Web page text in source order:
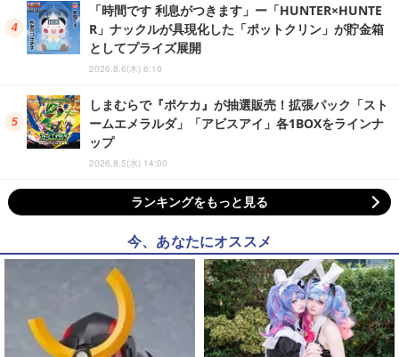
「時間です 利息がつきます」ー「HUNTER×HUNTE
R」ナックルが具現化した「ポットクリン」が貯金箱
としてプライズ展開
2026.8.6(木) 6:10
しまむらで『ポケカ』が抽選販売！拡張パック「スト
ームエメラルダ」「アビスアイ」各1BOXをラインナ
ップ
2026.8.5(水) 14:00
ランキングをもっと見る
今、あなたにオススメ